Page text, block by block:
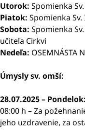
Utorok: Spomienka
Piatok: Spomienka
Sobota: Spomienka
učiteľa Cirkvi
Nedeľa: OSEMNÁSTA
Úmysly sv. omší:
28.07.2025 – Pondelok:
08:00 h – Za
jeho uzdravenie, za